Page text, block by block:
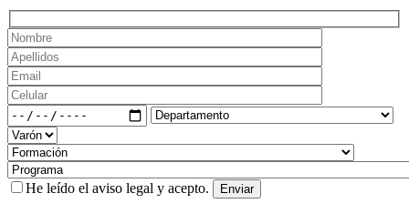
He leído el aviso legal y acepto.